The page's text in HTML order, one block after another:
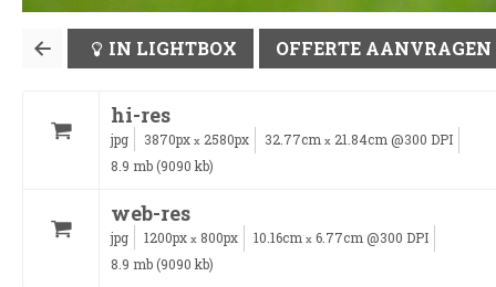
IN LIGHTBOX OFFERTE AANVRAGEN
hi-res
jpg 3870px x 2580px 32.77cm x 21.84cm @300 DPI
8.9 mb (9090 kb)
web-res
jpg 1200px x 800px 10.16cm x 6.77cm @300 DPI
8.9 mb (9090 kb)